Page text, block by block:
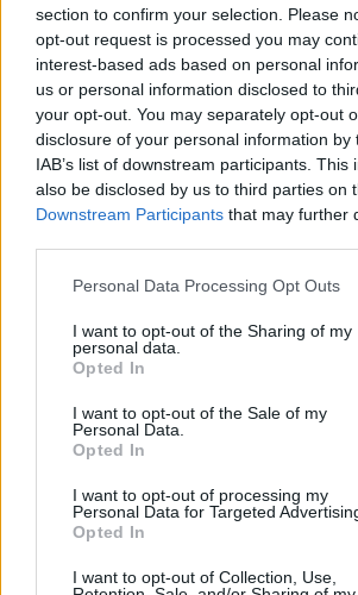
section to confirm your selection. Please
opt-out request is processed you may
interest-based ads based on personal
us or personal information disclosed to
your opt-out. You may separately opt-out
disclosure of your personal information by
IAB’s list of downstream participants. This
also be disclosed by us to third parties on
Downstream Participants that may further
Personal Data Processing Opt Outs
I want to opt-out of the Sharing of my
personal data.
Opted In
I want to opt-out of the Sale of my
Personal Data.
Opted In
I want to opt-out of processing my
Personal Data for Targeted
Opted In
I want to opt-out of Collection, Use,
Publicado7 de Diciembre del 2024
En 11/11/2024 a las 17:28,Juliops
Buenas tardes
Desde hace unas semanas no me
del estado del coche. (Si que me
otro Audi que tengo)
Me aparece un mensaje indicando: "El
disposición debido a que se ha activado
Gracias
Hola as conseguido quitarlo a mi me
modo taller y no veo nada
Responder
Publicado10 de Diciembre del 2024